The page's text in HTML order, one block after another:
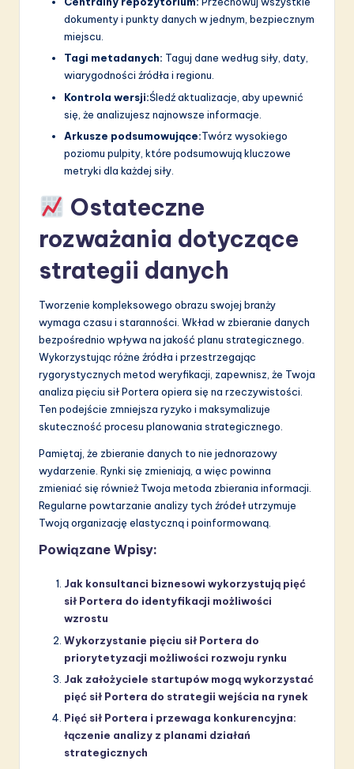
dokumenty i punkty danych w jednym, bezpiecznym
miejscu.
Tagi metadanych: Taguj dane według siły, daty,
wiarygodności źródła i regionu.
Kontrola wersji:Śledź aktualizacje, aby upewnić
się, że analizujesz najnowsze informacje.
Arkusze podsumowujące:Twórz wysokiego
poziomu pulpity, które podsumowują kluczowe
metryki dla każdej siły.
Ostateczne
rozważania dotyczące
strategii danych
Tworzenie kompleksowego obrazu swojej branży
wymaga czasu i staranności. Wkład w zbieranie danych
bezpośrednio wpływa na jakość planu strategicznego.
Wykorzystując różne źródła i przestrzegając
rygorystycznych metod weryfikacji, zapewnisz, że Twoja
analiza pięciu sił Portera opiera się na rzeczywistości.
Ten podejście zmniejsza ryzyko i maksymalizuje
skuteczność procesu planowania strategicznego.
Pamiętaj, że zbieranie danych to nie jednorazowy
wydarzenie. Rynki się zmieniają, a więc powinna
zmieniać się również Twoja metoda zbierania informacji.
Regularne powtarzanie analizy tych źródeł utrzymuje
Twoją organizację elastyczną i poinformowaną.
Powiązane Wpisy:
Jak konsultanci biznesowi wykorzystują pięć
sił Portera do identyfikacji możliwości
wzrostu
Wykorzystanie pięciu sił Portera do
priorytetyzacji możliwości rozwoju rynku
Jak założyciele startupów mogą wykorzystać
pięć sił Portera do strategii wejścia na rynek
Pięć sił Portera i przewaga konkurencyjna:
łączenie analizy z planami działań
strategicznych